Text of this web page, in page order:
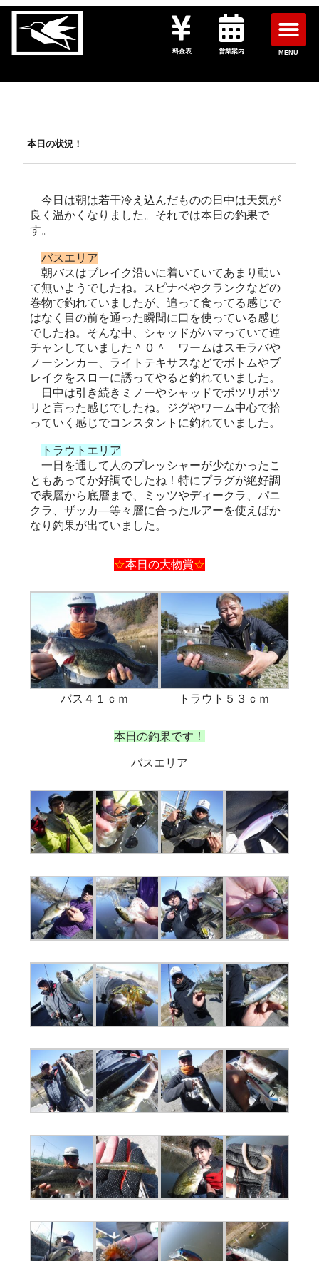
料金表 営業案内 MENU
本日の状況！
今日は朝は若干冷え込んだものの日中は天気が
良く温かくなりました。それでは本日の釣果で
す。
バスエリア
朝バスはブレイク沿いに着いていてあまり動い
て無いようでしたね。スピナベやクランクなどの
巻物で釣れていましたが、追って食ってる感じで
はなく目の前を通った瞬間に口を使っている感じ
でしたね。そんな中、シャッドがハマっていて連
チャンしていました＾０＾ ワームはスモラバや
ノーシンカー、ライトテキサスなどでボトムやブ
レイクをスローに誘ってやると釣れていました。
日中は引き続きミノーやシャッドでポツリポツ
リと言った感じでしたね。ジグやワーム中心で拾
っていく感じでコンスタントに釣れていました。
トラウトエリア
一日を通して人のプレッシャーが少なかったこ
ともあってか好調でしたね！特にプラグが絶好調
で表層から底層まで、ミッツやディークラ、パニ
クラ、ザッカ―等々層に合ったルアーを使えばか
なり釣果が出ていました。
☆本日の大物賞☆
バス４１ｃｍ トラウト５３ｃｍ
本日の釣果です！
バスエリア